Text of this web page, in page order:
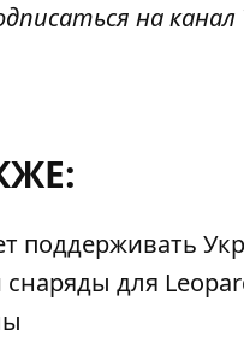
на
поддерживать
снаряды для